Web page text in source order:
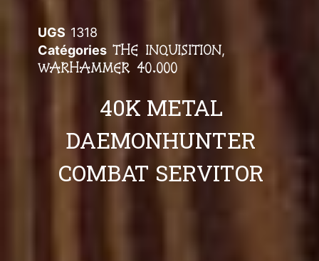
40K METAL
DAEMONHUNTER
COMBAT SERVITOR
UGS 1318
Catégories THE INQUISITION,
WARHAMMER 40.000